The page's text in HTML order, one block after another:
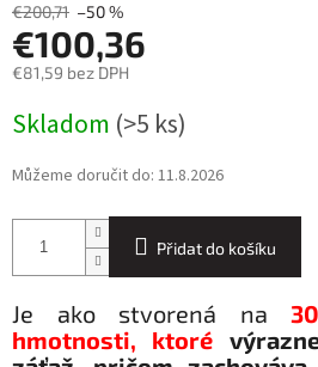
€200,71 –50 %
€100,36
€81,59 bez DPH
cena:
Skladom (>5 ks)
Můžeme doručit do: 11.8.2026
Přidat do košíku
Je ako stvorená na
hmotnosti, ktoré